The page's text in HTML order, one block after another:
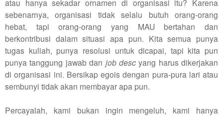
atau hanya sekadar ornamen di organisasi itu? Karena
sebenarnya, organisasi tidak selalu butuh orang-orang
hebat, tapi orang-orang yang MAU bertahan dan
berkontribusi dalam situasi apa pun. Kita semua punya
tugas kuliah, punya resolusi untuk dicapai, tapi kita pun
punya tanggung jawab dan job descyang harus dikerjakan
di organisasi ini. Bersikap egois dengan pura-pura lari atau
sembunyi tidak akan membayar apa pun.
Percayalah, kami bukan ingin mengeluh, kami hanya